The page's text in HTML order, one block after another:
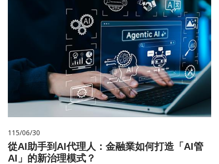
115/06/30
從AI助手到AI代理人：金融業如何打造「AI管
AI」的新治理模式？